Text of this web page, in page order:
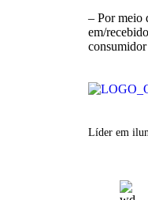
– Por meio
em/
Líder em